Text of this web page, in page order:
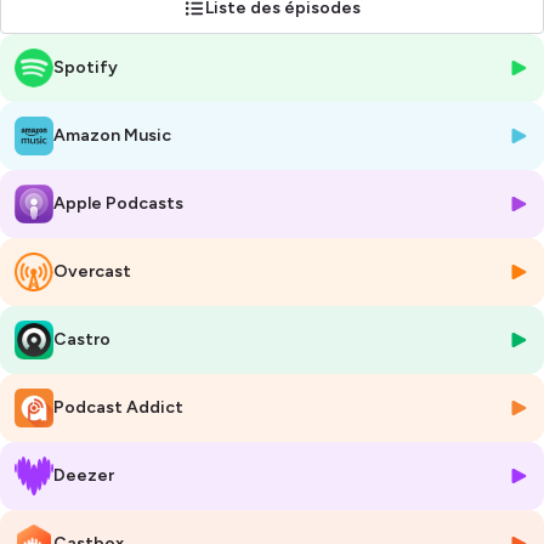
expériences et de disposer d'outils mobilisables dans votre quotidien.
retours d'expérience, d'outils éprouvés et de clés de compréhension
issus de nos pratiques d'équipe et d'accompagnement.
managériaux.
🌐 :https://semawe.fr/
https://fr.linkedin.com/company/semawe
contact@semawe.fr
Hébergé par Ausha. Visitez
pour plus d'informations.
Liste des épisodes
Spotify
Amazon Music
Apple Podcasts
Overcast
Castro
Podcast Addict
Deezer